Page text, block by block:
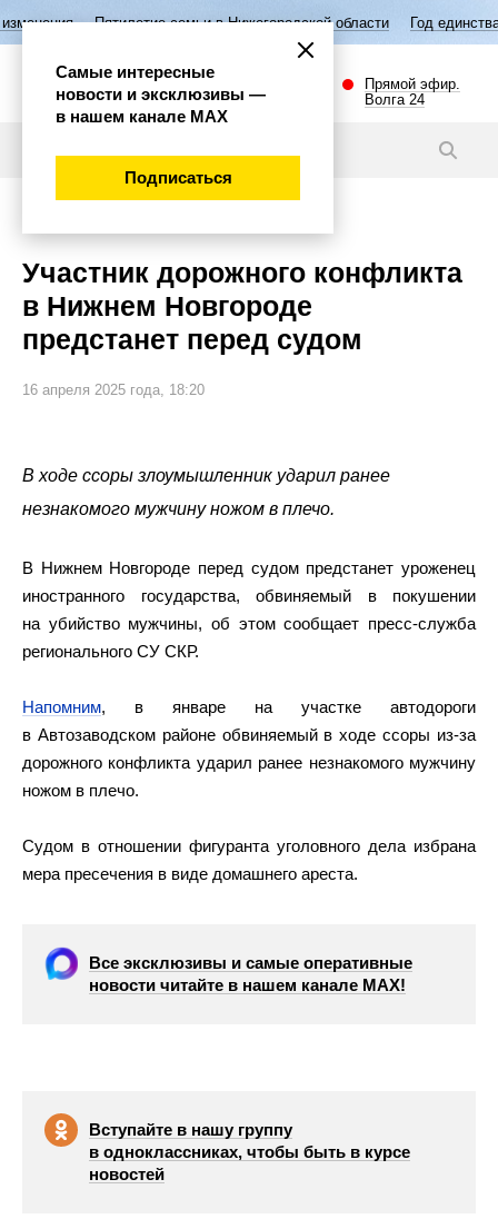
семьи в Нижегородской области Год единства народов России
Прямой эфир.
Волга 24
Участник дорожного конфликта
в Нижнем Новгороде
предстанет перед судом
16 апреля 2025 года, 18:20
В ходе ссоры злоумышленник ударил ранее
незнакомого мужчину ножом в плечо.
В Нижнем Новгороде перед судом предстанет уроженец
иностранного государства, обвиняемый в покушении
на убийство мужчины, об этом сообщает пресс-служба
регионального СУ СКР.
Напомним, в январе на участке автодороги
в Автозаводском районе обвиняемый в ходе ссоры из-за
дорожного конфликта ударил ранее незнакомого мужчину
ножом в плечо.
Судом в отношении фигуранта уголовного дела избрана
мера пресечения в виде домашнего ареста.
Все эксклюзивы и самые оперативные
новости читайте в нашем канале МАХ!
Вступайте в нашу группу
в одноклассниках, чтобы быть в курсе
новостей
Самые интересные
новости и эксклюзивы —
в нашем канале МАХ
Подписаться